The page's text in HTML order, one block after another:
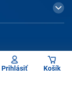
Prihlásiť Košík